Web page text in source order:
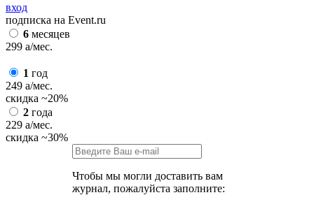
вход
подписка на Event.ru
6 месяцев
299 a/мес.
1 год
249 a/мес.
скидка ~20%
2 года
229 a/мес.
скидка ~30%
Чтобы мы могли доставить вам
журнал, пожалуйста заполните: